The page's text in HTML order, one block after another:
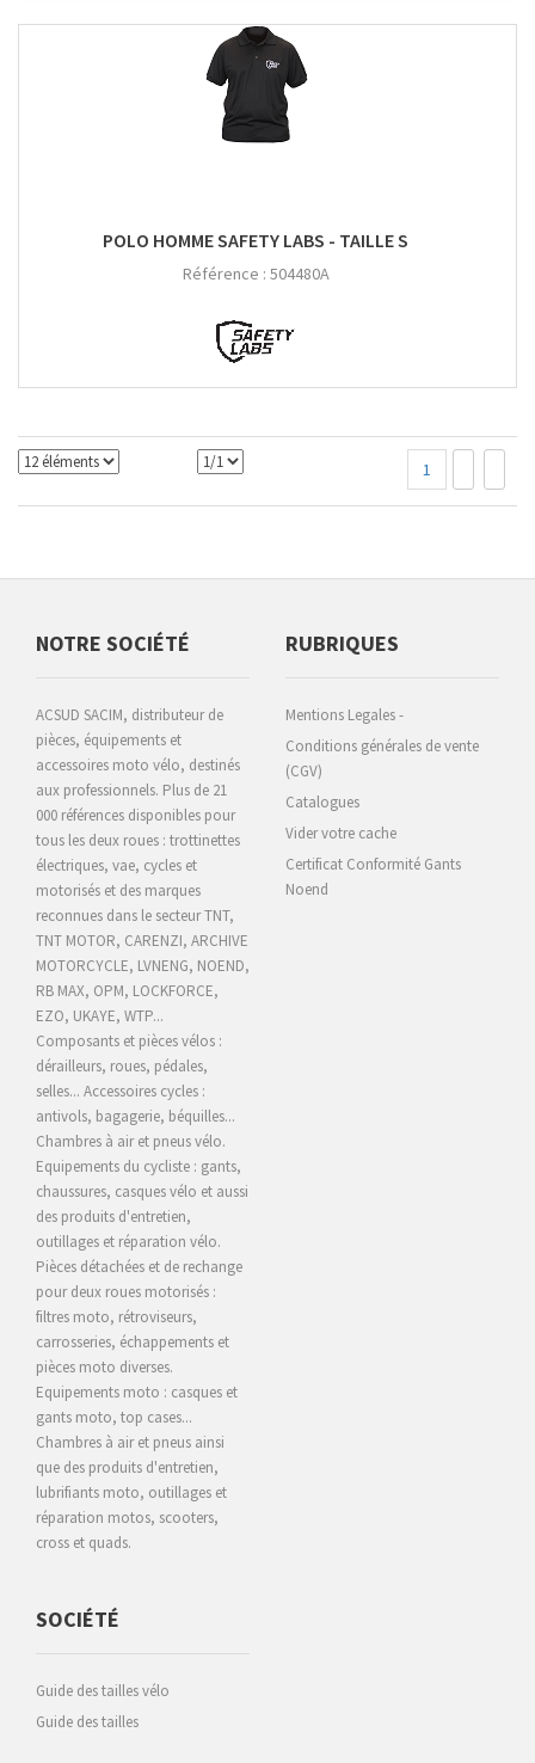
POLO HOMME SAFETY LABS - TAILLE S
Référence : 504480A
1
NOTRE SOCIÉTÉ
ACSUD SACIM, distributeur de
pièces, équipements et
accessoires moto vélo, destinés
aux professionnels. Plus de 21
000 références disponibles pour
tous les deux roues : trottinettes
électriques, vae, cycles et
motorisés et des marques
reconnues dans le secteur TNT,
TNT MOTOR, CARENZI, ARCHIVE
MOTORCYCLE, LVNENG, NOEND,
RB MAX, OPM, LOCKFORCE,
EZO, UKAYE, WTP...
Composants et pièces vélos :
dérailleurs, roues, pédales,
selles... Accessoires cycles :
antivols, bagagerie, béquilles...
Chambres à air et pneus vélo.
Equipements du cycliste : gants,
chaussures, casques vélo et aussi
des produits d'entretien,
outillages et réparation vélo.
Pièces détachées et de rechange
pour deux roues motorisés :
filtres moto, rétroviseurs,
carrosseries, échappements et
pièces moto diverses.
Equipements moto : casques et
gants moto, top cases...
Chambres à air et pneus ainsi
que des produits d'entretien,
lubrifiants moto, outillages et
réparation motos, scooters,
cross et quads.
RUBRIQUES
Mentions Legales -
Conditions générales de vente
(CGV)
Catalogues
Vider votre cache
Certificat Conformité Gants
Noend
SOCIÉTÉ
Guide des tailles vélo
Guide des tailles